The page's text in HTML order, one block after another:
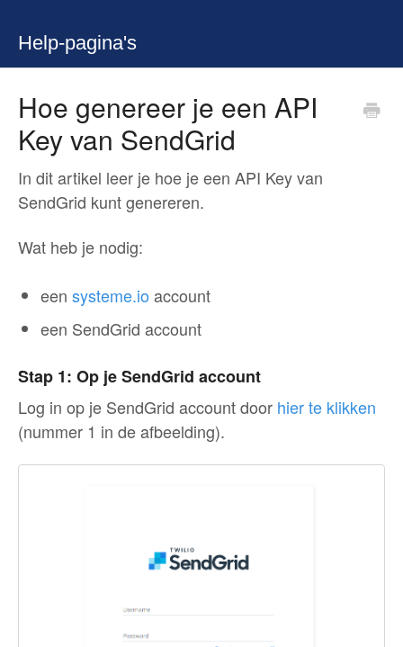
Help-pagina's
Hoe genereer je een API
Key van SendGrid
In dit artikel leer je hoe je een API Key van
SendGrid kunt genereren.
Wat heb je nodig:
een systeme.io account
een SendGrid account
Stap 1: Op je SendGrid account
Log in op je SendGrid account door hier te klikken
(nummer 1 in de afbeelding).